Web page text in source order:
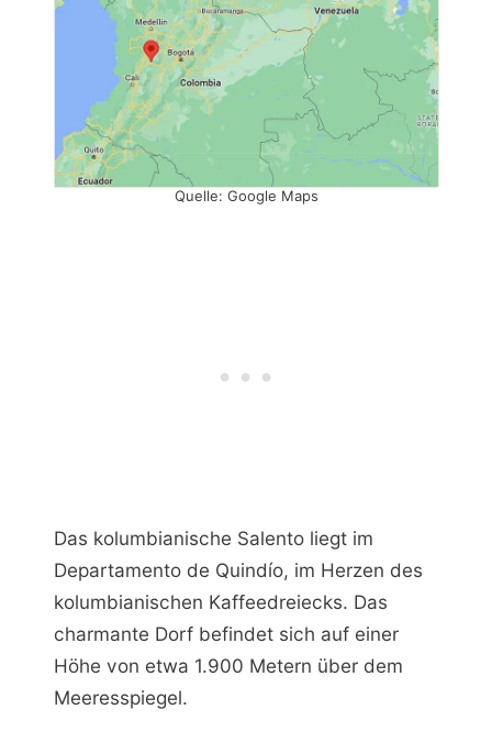
Quelle: Google Maps
Das kolumbianische Salento liegt im
Departamento de Quindío, im Herzen des
kolumbianischen Kaffeedreiecks. Das
charmante Dorf befindet sich auf einer
Höhe von etwa 1.900 Metern über dem
Meeresspiegel.